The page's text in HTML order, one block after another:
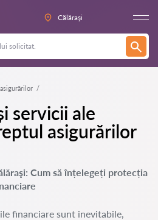
Călăraşi
servicii ale
asigurărilor
Cum să înțelegeți protecția
financiare sunt inevitabile,